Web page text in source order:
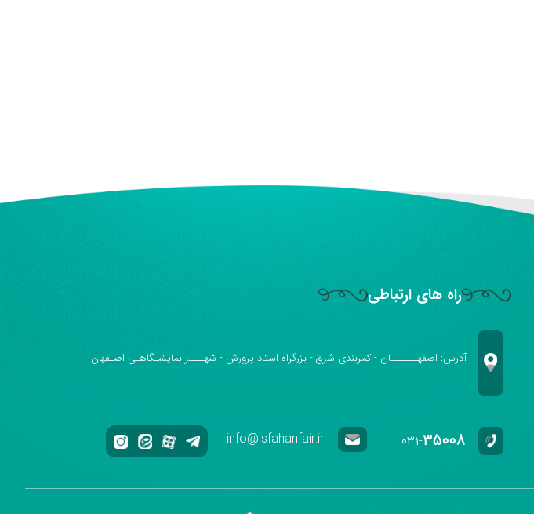
راه های ارتباطی
آدرس: اصفهـــــــان - کمربندی شرق - بزرگراه استاد پرورش - شهــــر نمایشـگاهـی اصـفهان
۰۳۱-۳۵۰۰۸ info@isfahanfair.ir